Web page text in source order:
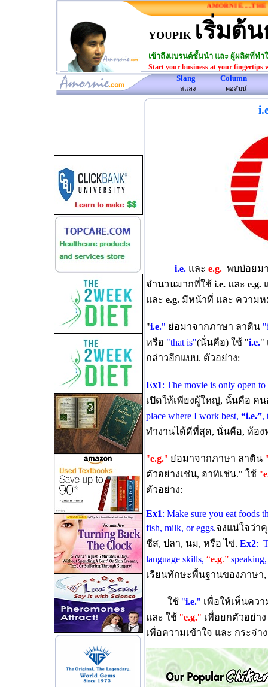
AMORNIE.....THE
YOUPIK เริ่มต้
เข้าถึงแบรนด์ชั้นนำ และ ผู้ผลิตที่ท
Start your business at your fingertips
www.amornie.com> Slang Column
สแลง คอลัมน์
i.e. และ e.g. พบบ่อยม
จำนวนมากที่ใช้ i.e. และ e.g.
และ e.g. มีหน้าที่ และ ความ
"i.e." ย่อมาจากภาษา ลาติน
หรือ "that is"(นั่นคือ) ใช้ "i.e."
กล่าวอีกแบบ. ตัวอย่าง:
Ex1: The movie is only open
เปิดให้เพียงผู้ใหญ่, นั้นคือ ค
place where I work best, “i.e.”,
ทำงานได้ดีที่สุด, นั่นคือ, ห้อง
"e.g." ย่อมาจากภาษา ลาติน
ตัวอย่างเช่น, อาทิเช่น." ใช้ "
ตัวอย่าง:
Ex1: Make sure you eat foods
fish, milk, or eggs.จงแน่ใจว่า
ชีส, ปลา, นม, หรือ ไข่. Ex2:
language skills, “e.g.”
เรียนทักษะพื้นฐานของภาษา
ใช้ "i.e." เพื่อให้เห็นคว
และ ใช้ "e.g." เพื่อยกตัวอย่า
เพื่อความเข้าใจ และ กระจ่า